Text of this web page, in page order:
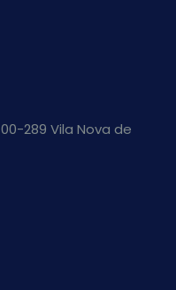
289 Vila Nova de